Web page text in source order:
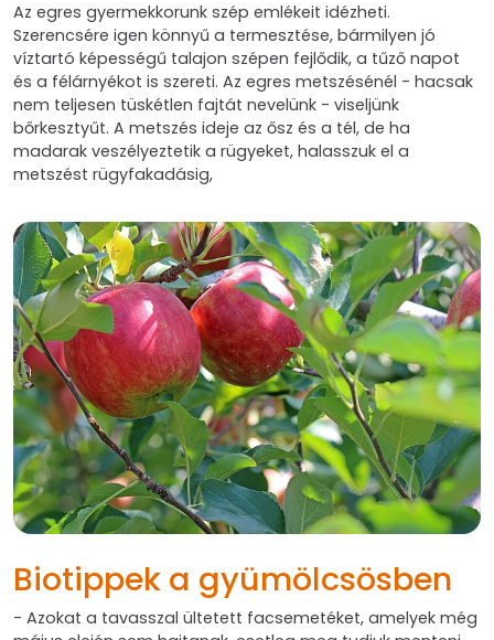
Az egres gyermekkorunk szép emlékeit idézheti.
Szerencsére igen könnyű a termesztése, bármilyen jó
víztartó képességű talajon szépen fejlődik, a tűző napot
és a félárnyékot is szereti. Az egres metszésénél - hacsak
nem teljesen tüskétlen fajtát nevelünk - viseljünk
bőrkesztyűt. A metszés ideje az ősz és a tél, de ha
madarak veszélyeztetik a rügyeket, halasszuk el a
metszést rügyfakadásig,
Biotippek a gyümölcsösben
- Azokat a tavasszal ültetett facsemetéket, amelyek még